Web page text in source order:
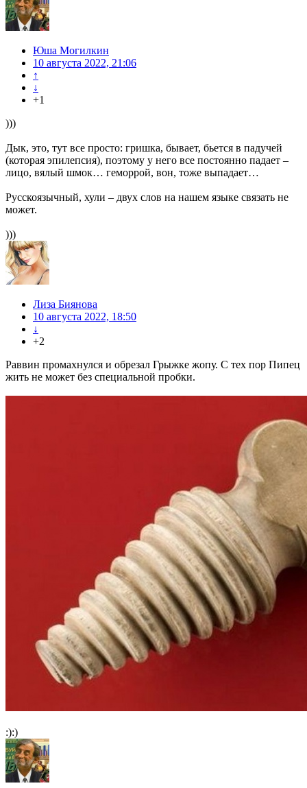
Юша Могилкин
10 августа 2022, 21:06
↑
↓
+1
)))
Дык, это, тут все просто: гришка, бывает, бьется в падучей
(которая эпилепсия), поэтому у него все постоянно падает –
лицо, вялый шмок… геморрой, вон, тоже выпадает…
Русскоязычный, хули – двух слов на нашем языке связать не
может.
)))
Лиза Биянова
10 августа 2022, 18:50
↓
+2
Раввин промахнулся и обрезал Грыжке жопу. С тех пор Пипец
жить не может без специальной пробки.
:):)